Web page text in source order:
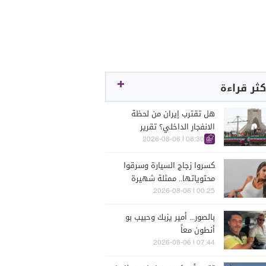
قراءة
هل تقترب إيران من لحظة
الانفجار الداخلي؟ تقرير
اسرائيلي يكشف الكواليس
08:30 | 2026-08-06
كسروا زجاج السيارة وسرقوا
محتوياتها.. ممثلة شهيرة
تتعرّض للسرقة في الرملة
00:25 | 2026-08-06
بالصور... أمير يزبك وحبيب بو
أنطون معاً
07:44 | 2026-08-06